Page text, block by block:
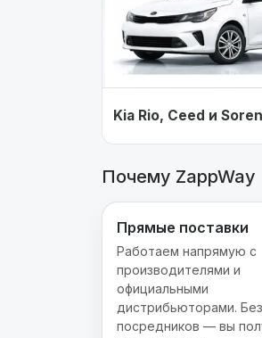
Kia Rio, Ceed и
Почему ZappWay
Прямые поставки
Работаем напрямую с
производителями и
официальными
дистрибьюторами.
посредников — вы